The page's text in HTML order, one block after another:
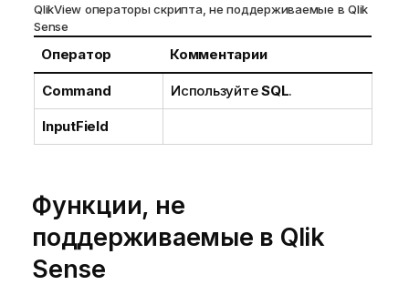
QlikView операторы скрипта, не поддерживаемые в Qlik
Sense
Оператор Комментарии
Command ИспользуйтеSQL.
InputField
Функции, не
поддерживаемые в Qlik
Sense